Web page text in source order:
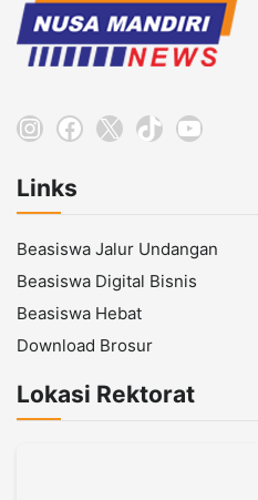
Instagram
Facebook
X TikTok
Links
Beasiswa Jalur Undangan
Beasiswa Digital Bisnis
Beasiswa Hebat
Download Brosur
Lokasi Rektorat